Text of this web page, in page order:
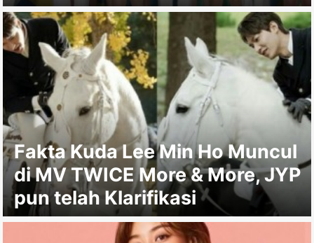
Fakta Kuda Lee Min Ho Muncul
di MV TWICE More & More, JYP
pun telah Klarifikasi